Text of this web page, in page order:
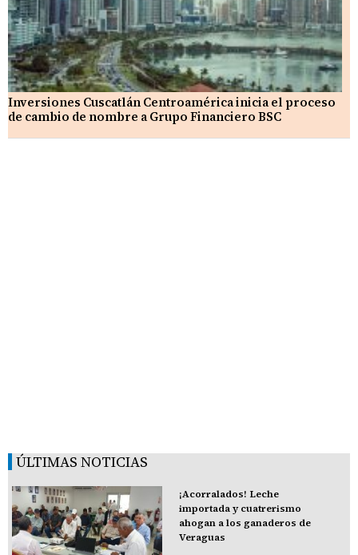
Inversiones Cuscatlán Centroamérica inicia el proceso
de cambio de nombre a Grupo Financiero BSC
ÚLTIMAS NOTICIAS
¡Acorralados! Leche
importada y cuatrerismo
ahogan a los ganaderos de
Veraguas